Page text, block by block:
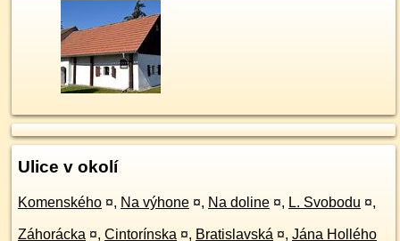
Ulice v okolí
Komenského ¤, Na výhone ¤, Na doline ¤, L. Svobodu ¤,
Záhorácka ¤, Cintorínska ¤, Bratislavská ¤, Jána Hollého